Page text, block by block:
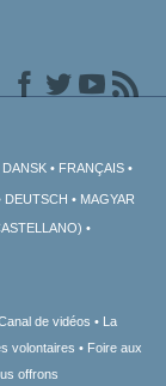
DANSK FRANÇAIS
DEUTSCH
MAGYAR
de vidéos
La
volontaires
Foire aux
offrons